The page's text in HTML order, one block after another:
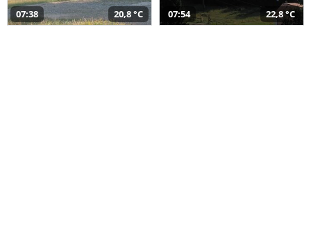
07:38 20,8 °C 07:54 22,8 °C